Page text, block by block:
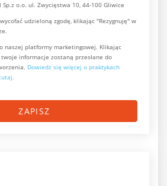
Sp.z o.o. ul. Zwycięstwa 10, 44-100 Gliwice
udzieloną zgodę, klikając "Rezygnuję" w
naszej platformy marketingowej. Klikając
informacje zostaną przesłane do
Dowiedz się więcej o praktykach
ZAPISZ